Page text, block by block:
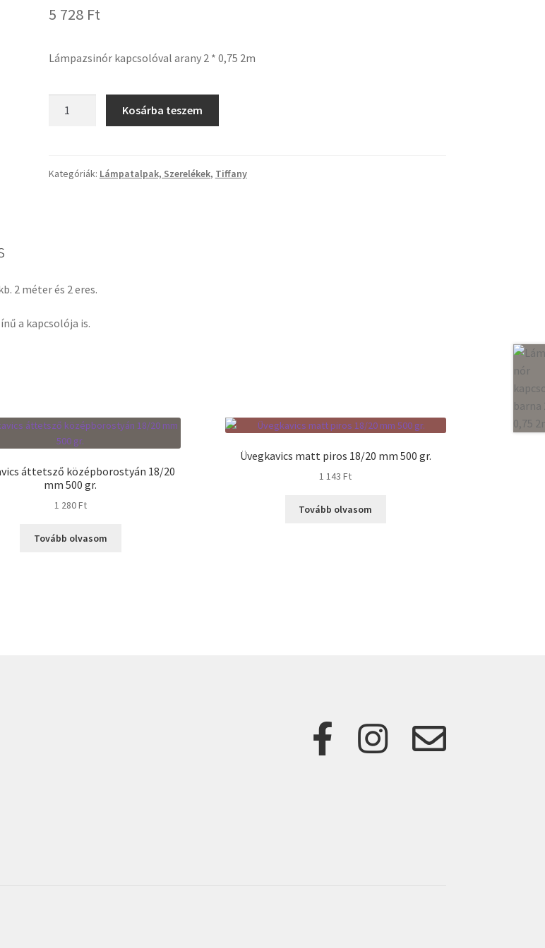
5 728 Ft
Lámpazsinór kapcsolóval arany 2 * 0,75 2m
*
Kosárba teszem
Kategóriák: Lámpatalpak, Szerelékek, Tiffany
2 méter és 2 eres.
a kapcsolója is.
áttetsző középborostyán 18/20
mm 500 gr.
1 280Ft
Tovább olvasom
Üvegkavics matt piros 18/20 mm 500 gr.
1 143Ft
Tovább olvasom